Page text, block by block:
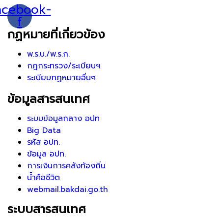
f
กฏหมายที่เกี่ยวข้อง
พ.ร.บ./พ.ร.ก.
กฎกระทรวง/ระเบียบฯ
ระเบียบกฏหมายอื่นๆ
ข้อมูลสารสนเทศ
ระบบข้อมูลกลาง อปท
Big Data
รหัส อปท.
ข้อมูล อปท.
การเงินการคลังท้องถิ่น
น้ำคือชีวิต
webmail.bakdai.go.th
ระบบสารสนเทศ